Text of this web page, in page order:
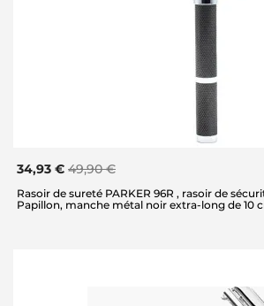
34,93 € 49,90 €
Rasoir de sureté PARKER 96R , rasoir de
Papillon, manche métal noir extra-long de 10